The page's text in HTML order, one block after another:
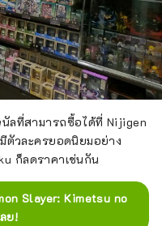
ลที่สามารถซื้อได้ที่ Nijigen
ตัวละครยอดนิยมอย่าง
ก็ลดราคาเช่นกัน
Slayer: Kimetsu no
ย!